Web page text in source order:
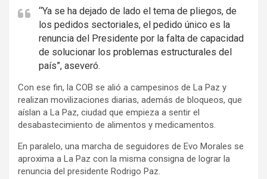
e
m
e
n
t
:
“Ya se ha dejado de lado el tema de pliegos, de
los pedidos sectoriales, el pedido único es la
renuncia del Presidente por la falta de capacidad
de solucionar los problemas estructurales del
país”, aseveró.
Con ese fin, la COB se alió a campesinos de La Paz y
realizan movilizaciones diarias, además de bloqueos, que
aíslan a La Paz, ciudad que empieza a sentir el
desabastecimiento de alimentos y medicamentos.
En paralelo, una marcha de seguidores de Evo Morales se
aproxima a La Paz con la misma consigna de lograr la
renuncia del presidente Rodrigo Paz.